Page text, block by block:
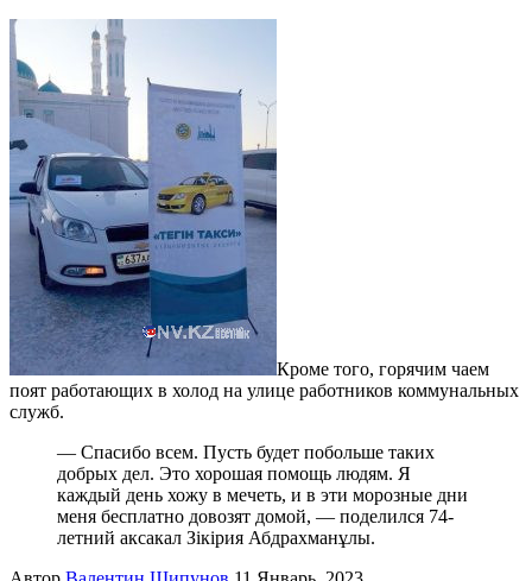
Кроме того, горячим чаем
поят работающих в холод на улице работников коммунальных
служб.
— Спасибо всем. Пусть будет побольше таких
добрых дел. Это хорошая помощь людям. Я
каждый день хожу в мечеть, и в эти морозные дни
меня бесплатно довозят домой, — поделился 74-
летний аксакал Зікірия Абдрахманұлы.